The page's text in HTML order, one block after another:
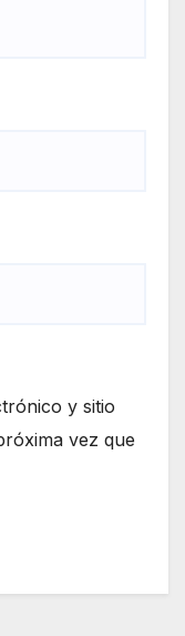
y sitio
vez que